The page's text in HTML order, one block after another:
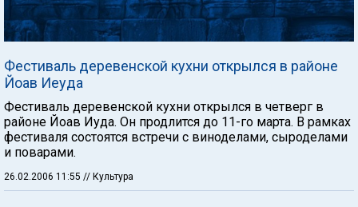
Фестиваль деревенской кухни открылся в районе
Йоав Иеуда
Фестиваль деревенской кухни открылся в четверг в
районе Йоав Иуда. Он продлится до 11-го марта. В рамках
фестиваля состоятся встречи с виноделами, сыроделами
и поварами.
26.02.2006 11:55 // Культура